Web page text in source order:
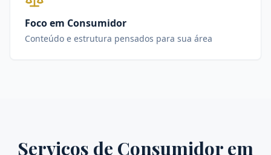
Foco em Consumidor
Conteúdo e estrutura pensados para sua área
Serviços de Consumidor em